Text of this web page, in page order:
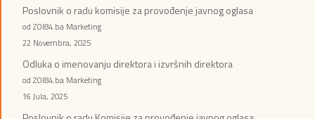
Poslovnik o radu komisije za provođenje javnog oglasa
od ZOI84.ba Marketing
22 Novembra, 2025
Odluka o imenovanju direktora i izvršnih direktora
od ZOI84.ba Marketing
16 Jula, 2025